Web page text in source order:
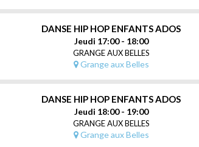
DANSE HIP HOP ENFANTS ADOS
Jeudi 17:00 - 18:00
GRANGE AUX BELLES
Grange aux Belles
DANSE HIP HOP ENFANTS ADOS
Jeudi 18:00 - 19:00
GRANGE AUX BELLES
Grange aux Belles